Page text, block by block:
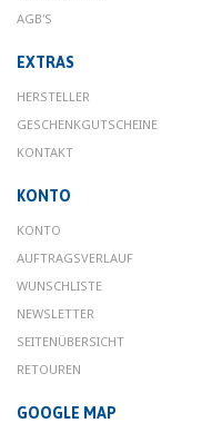
AGB'S
EXTRAS
HERSTELLER
GESCHENKGUTSCHEINE
KONTAKT
KONTO
KONTO
AUFTRAGSVERLAUF
WUNSCHLISTE
NEWSLETTER
SEITENÜBERSICHT
RETOUREN
GOOGLE MAP